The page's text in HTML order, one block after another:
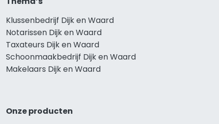
Klussenbedrijf Dijk en Waard
Notarissen Dijk en Waard
Taxateurs Dijk en Waard
Schoonmaakbedrijf Dijk en Waard
Makelaars Dijk en Waard
Onze producten